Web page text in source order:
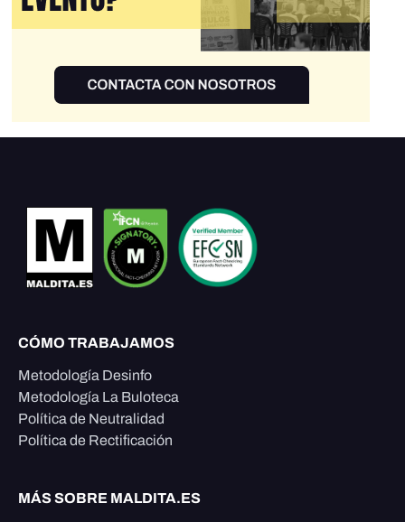
CÓMO TRABAJAMOS
Metodología Desinfo
Metodología La Buloteca
Política de Neutralidad
Política de Rectificación
MÁS SOBRE MALDITA.ES